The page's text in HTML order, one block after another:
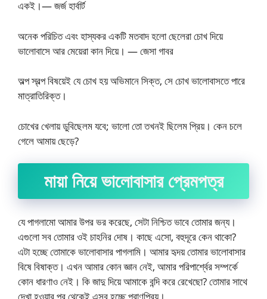
একই।— জর্জ হার্বার্ট
অনেক পরিচিত এবং হাস্যকর একটি মতবাদ হলো ছেলেরা চোখ দিয়ে
ভালোবাসে আর মেয়েরা কান দিয়ে। — জেসা গাবর
অল্প স্বল্প বিষয়েই যে চোখ হয় অভিমানে সিক্ত, সে চোখ ভালোবাসতে পারে
মাত্রাতিরিক্ত।
চোখের খেলায় ডুবিছেলম যবে; ভালো তো তখনই ছিলেম প্রিয়। কেন চলে
গেলে আমায় ছেড়ে?
মায়া নিয়ে ভালোবাসার প্রেমপত্র
যে পাগলামো আমার উপর ভর করেছে, সেটা নিশ্চিত ভাবে তোমার জন্য।
এগুলো সব তোমার ওই চাহনির দোষ। কাছে এসো, বহুদূরে কেন থাকো?
এটা হচ্ছে তোমাকে ভালোবাসার পাগলামি। আমার হৃদয় তোমার ভালোবাসার
বিষে বিষাক্ত। এখন আমার কোন জ্ঞান নেই, আমার পরিপার্শ্বের সম্পর্কে
কোন ধারণাও নেই। কি জাদু দিয়ে আমাকে বন্দি করে রেখেছো? তোমার সাথে
দেখা হওয়ার পর থেকেই এসব হচ্ছে প্রাণপ্রিয়।